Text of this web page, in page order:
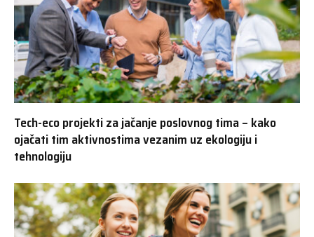
Tech-eco projekti za jačanje poslovnog tima – kako
ojačati tim aktivnostima vezanim uz ekologiju i
tehnologiju